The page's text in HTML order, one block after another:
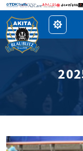
レ
イ
ア
カ
ス
タ